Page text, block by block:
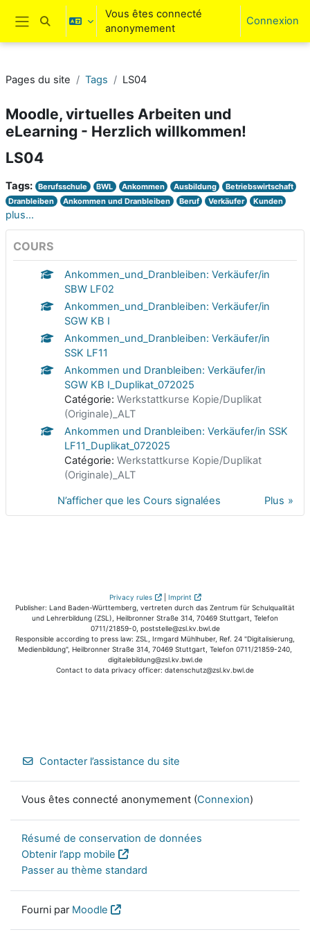
Passer au contenu principal
Panneau latéral
Activer/désactiver la saisie de recherche
Vous êtes connecté
anonymement
Connexion
Pages du site Tags LS04
Moodle, virtuelles Arbeiten und
eLearning - Herzlich willkommen!
LS04
Tags: Berufsschule BWL Ankommen Ausbildung
Betriebswirtschaft
Dranbleiben
Ankommen und Dranbleiben Beruf Verkäufer Kunden
plus…
COURS
Ankommen_und_Dranbleiben: Verkäufer/in
SBW LF02
Ankommen_und_Dranbleiben: Verkäufer/in
SGW KB I
Ankommen_und_Dranbleiben: Verkäufer/in
SSK LF11
Ankommen und Dranbleiben: Verkäufer/in
SGW KB I_Duplikat_072025
Catégorie:Werkstattkurse Kopie/Duplikat
(Originale)_ALT
Ankommen und Dranbleiben: Verkäufer/in SSK
LF11_Duplikat_072025
Catégorie:Werkstattkurse Kopie/Duplikat
(Originale)_ALT
Plus
N’afficher que les Cours signalées
Privacy rules | Imprint
Publisher: Land Baden-Württemberg, vertreten durch das Zentrum für Schulqualität
und Lehrerbildung (ZSL), Heilbronner Straße 314, 70469 Stuttgart, Telefon
0711/21859-0, poststelle@zsl.kv.bwl.de
Responsible according to press law: ZSL, Irmgard Mühlhuber, Ref. 24 "Digitalisierung,
Medienbildung", Heilbronner Straße 314, 70469 Stuttgart, Telefon 0711/21859-240,
digitalebildung@zsl.kv.bwl.de
Contact to data privacy officer: datenschutz@zsl.kv.bwl.de
Contacter l’assistance du site
Vous êtes connecté anonymement (Connexion)
Résumé de conservation de données
Obtenir l’app mobile
Passer au thème standard
Fourni par Moodle